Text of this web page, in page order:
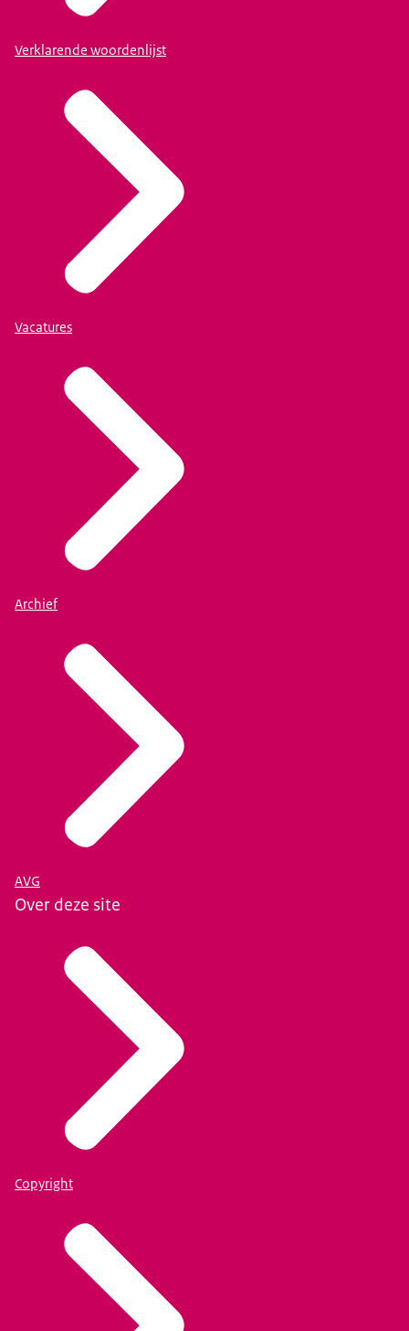
Verklarende woordenlijst
Vacatures
Archief
AVG
Over deze site
Copyright